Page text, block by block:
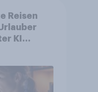
Reisen
KI